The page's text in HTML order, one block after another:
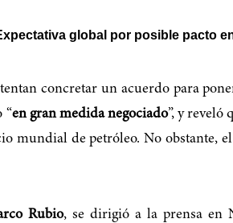
global por posible pacto
concretar un acuerdo para
“en gran medida negociado”, y reveló
mundial de petróleo. No obstante,
Rubio, se dirigió a la prensa en